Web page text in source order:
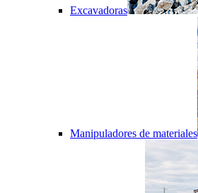
Excavadoras
Manipuladores de materiales